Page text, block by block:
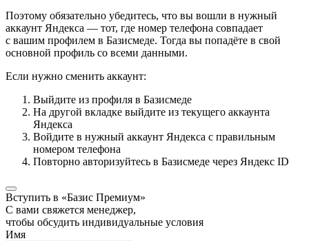
Поэтому обязательно убедитесь, что вы вошли в нужный
аккаунт Яндекса — тот, где номер телефона совпадает
с вашим профилем в Базисмеде. Тогда вы попадёте в свой
основной профиль со всеми данными.
Если нужно сменить аккаунт:
Выйдите из профиля в Базисмеде
На другой вкладке выйдите из текущего аккаунта
Яндекса
Войдите в нужный аккаунт Яндекса с правильным
номером телефона
Повторно авторизуйтесь в Базисмеде через Яндекс ID
Вступить в «Базис Премиум»
С вами свяжется менеджер,
чтобы обсудить индивидуальные условия
Имя